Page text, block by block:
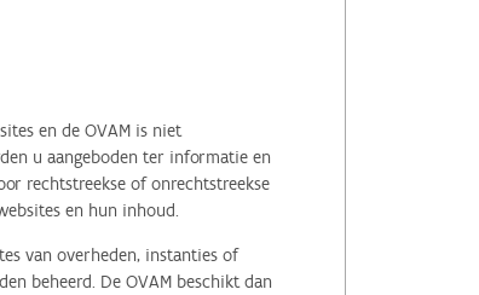
en de OVAM is niet
u aangeboden ter informatie en
rechtstreekse of onrechtstreekse
en hun inhoud.
van overheden, instanties of
beheerd. De OVAM beschikt dan